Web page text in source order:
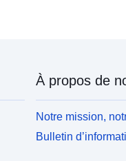
À propos de
Notre mission,
Bulletin